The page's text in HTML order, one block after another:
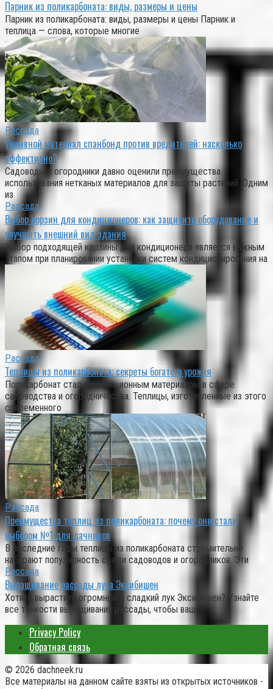
Парник из поликарбоната: виды, размеры и цены
Парник из поликарбоната: виды, размеры и цены Парник и
теплица — слова, которые многие
Рассада
Укрывной материал спанбонд против вредителей: насколько
эффективно?
Садоводы и огородники давно оценили преимущества
использования нетканых материалов для защиты растений. Одним
из
Рассада
Выбор корзин для кондиционеров: как защитить оборудование и
улучшить внешний вид здания
Выбор подходящей корзины для кондиционера является важным
этапом при планировании установки систем кондиционирования на
Рассада
Теплицы из поликарбоната: секреты богатого урожая
Поликарбонат стал революционным материалом в сфере
садоводства и огородничества. Теплицы, изготовленные из этого
современного
Рассада
Преимущества теплиц из поликарбоната: почему они стали
выбором №1 для дачников
В последние годы теплицы из поликарбоната стремительно
набирают популярность среди садоводов и огородников. Эти
Рассада
Выращивание рассады лука Эксибишен
Хотите вырастить огромный и сладкий лук Эксибишен? Узнайте
все тонкости выращивания рассады, чтобы ваш
Privacy Policy
Обратная связь
© 2026 dachneek.ru
Все материалы на данном сайте взяты из открытых источников -